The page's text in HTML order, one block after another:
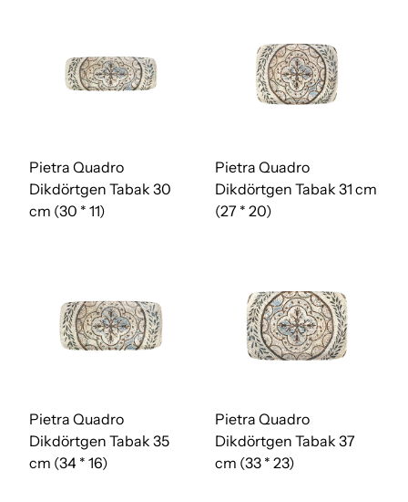
Pietra Quadro
Dikdörtgen Tabak 30
cm (30 * 11)
Pietra Quadro
Dikdörtgen Tabak 31 cm
(27 * 20)
Pietra Quadro
Dikdörtgen Tabak 35
cm (34 * 16)
Pietra Quadro
Dikdörtgen Tabak 37
cm (33 * 23)